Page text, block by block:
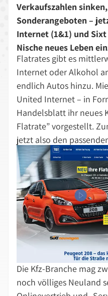
Verkaufszahlen
Sonderangeboten –
Internet (1&1) und
Nische neues Leben
Flatrates gibt es
Internet oder Alkohol
endlich Autos hinzu.
United Internet – in
Handelsblatt ihr neues
Flatrate” vorgestellt.
jetzt also den
Die Kfz-Branche mag
noch völliges Neuland